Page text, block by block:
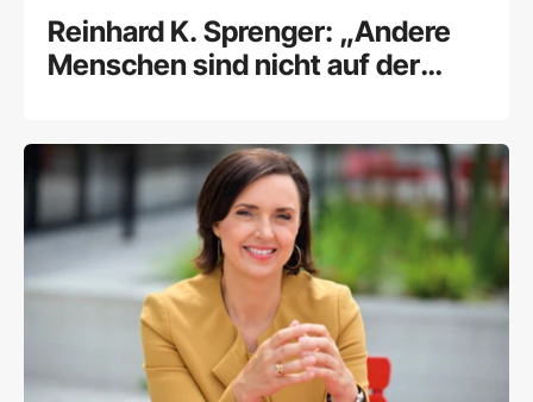
Reinhard K. Sprenger: „Andere
Menschen sind nicht auf der